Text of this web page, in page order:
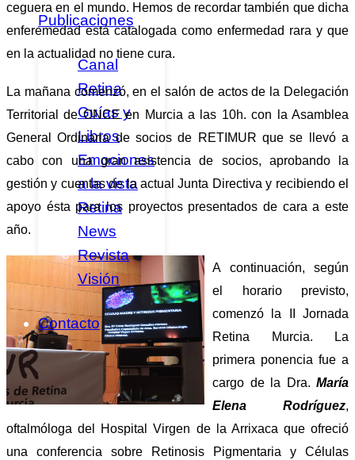
Publicaciones
Canal
Retina
Guías y
Libros
Emociones
a la vista
Retina
News
Revista
Visión
Contacto
ceguera en el mundo. Hemos de recordar también que dicha
enferemedad está catalogada como enfermedad rara y que
en la actualidad no tiene cura.
La mañana comenzó, en el salón de actos de la Delegación
Territorial de ONCE en Murcia a las 10h. con la Asamblea
General Ordinaria de socios de RETIMUR que se llevó a
cabo con una gran asistencia de socios, aprobando la
gestión y cuentas de la actual Junta Directiva y recibiendo el
apoyo ésta para los proyectos presentados de cara a este
año.
A continuación, según
el horario previsto,
comenzó la II Jornada
Retina Murcia. La
primera ponencia fue a
cargo de la Dra. María
Elena Rodríguez,
oftalmóloga del Hospital Virgen de la Arrixaca que ofreció
una conferencia sobre Retinosis Pigmentaria y Células